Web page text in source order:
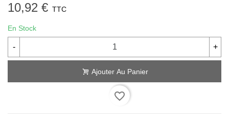
10,92 € TTC
En Stock
- +
Ajouter Au Panier
favorite_border